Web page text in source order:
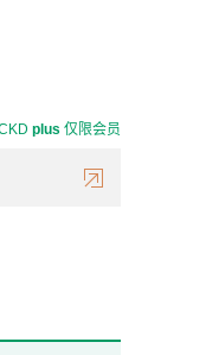
plus 仅限会员